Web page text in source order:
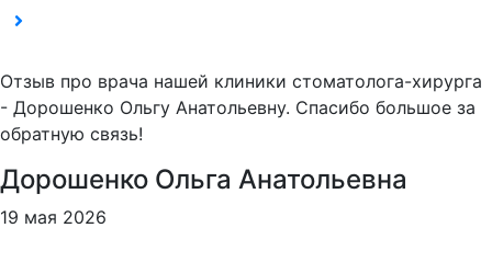
Отзыв про врача нашей клиники стоматолога-хирурга
- Дорошенко Ольгу Анатольевну. Спасибо большое за
обратную связь!
Дорошенко Ольга Анатольевна
19 мая 2026